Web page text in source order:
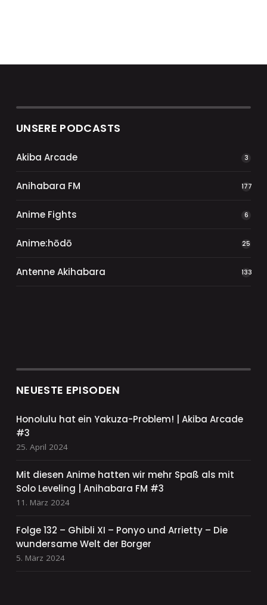
UNSERE PODCASTS
Akiba Arcade 3
Anihabara FM 177
Anime Fights 6
Anime:hōdō 25
Antenne Akihabara 133
NEUESTE EPISODEN
Honolulu hat ein Yakuza-Problem! | Akiba Arcade
#3
25. April 2024
Mit diesen Anime hatten wir mehr Spaß als mit
Solo Leveling | Anihabara FM #3
11. März 2024
Folge 132 – Ghibli XI – Ponyo und Arrietty – Die
wundersame Welt der Borger
5. März 2024